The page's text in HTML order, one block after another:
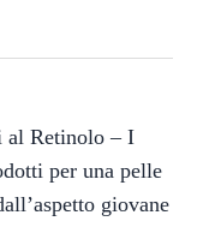
al Retinolo – I
per una pelle
giovane